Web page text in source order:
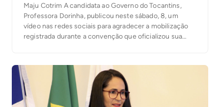
Maju Cotrim A candidata ao Governo do Tocantins,
Professora Dorinha, publicou neste sábado, 8, um
vídeo nas redes sociais para agradecer a mobilização
registrada durante a convenção que oficializou sua
destacou a presença das caravanas, lideranças e
apoiadores que participaram […]